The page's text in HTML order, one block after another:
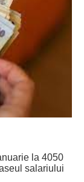
la 4050
salariului